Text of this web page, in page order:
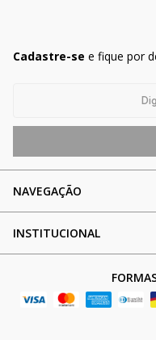
Cadastre-se e fique por
NAVEGAÇÃO
INSTITUCIONAL